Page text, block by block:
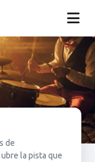
de
la pista que